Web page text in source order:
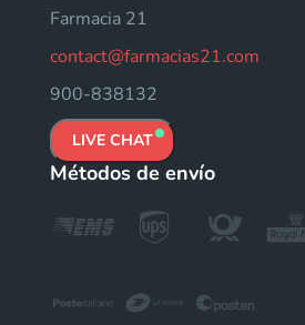
Farmacia 21
contact@farmacias21.com
900-838132
LIVE CHAT
Métodos de envío